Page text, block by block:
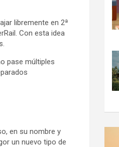
libremente en 2ª
Con esta idea
pase múltiples
en su nombre y
un nuevo tipo de